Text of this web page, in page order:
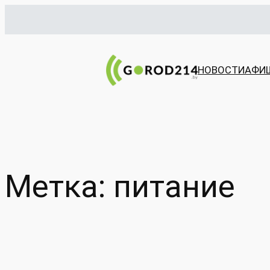
НОВОСТИ
Метка: питание